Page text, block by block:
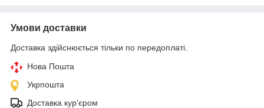
Умови доставки
Доставка здійснюється тільки по передоплаті.
Нова Пошта
Укрпошта
Доставка кур'єром